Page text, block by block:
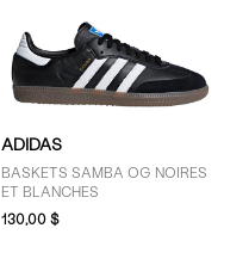
ADIDAS
BASKETS SAMBA OG NOIRES
ET BLANCHES
130,00 $